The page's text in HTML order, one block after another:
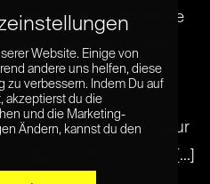
gegen bedrohliche
und auch immer
was, wenn diese
einfach nur
sie eigentlich von Natur
wollen, sich[...] [...]
Website. Einige von
andere uns helfen, diese
zu verbessern. Indem Du auf
akzeptierst du die
und die Marketing-
Ändern, kannst du den